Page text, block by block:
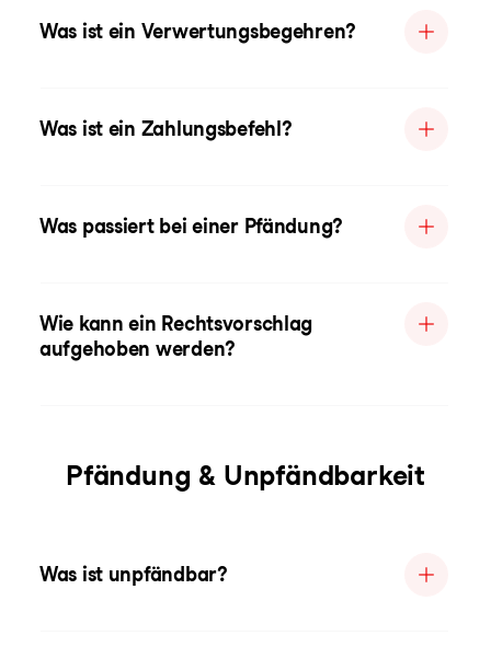
Was ist ein Verwertungsbegehren?
Was ist ein Zahlungsbefehl?
Was passiert bei einer Pfändung?
Wie kann ein Rechtsvorschlag
aufgehoben werden?
Pfändung & Unpfändbarkeit
Was ist unpfändbar?